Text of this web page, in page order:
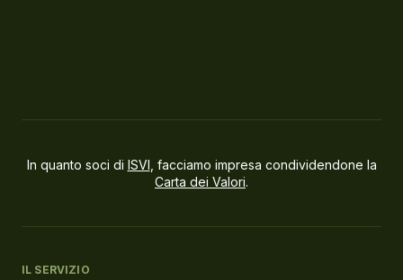
In quanto soci di ISVI , facciamo impresa condividendone la
Carta dei Valori.
IL SERVIZIO